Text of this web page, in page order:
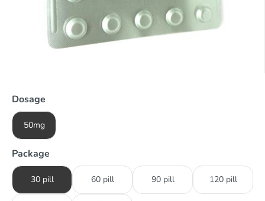
Dosage
50mg
Package
30 pill 60 pill 90 pill 120 pill